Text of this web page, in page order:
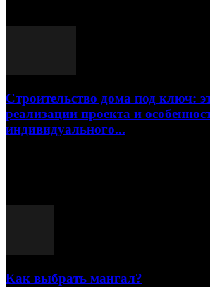
Строительство дома под ключ:
реализации проекта и
индивидуального...
Как выбрать мангал?